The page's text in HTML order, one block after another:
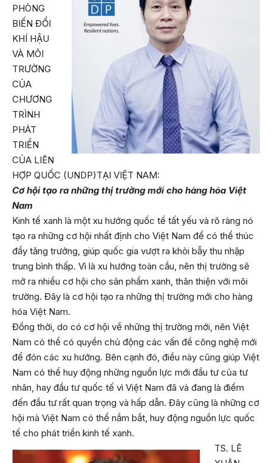
PHÒNG
BIẾN ĐỔI
KHÍ HẬU
VÀ MÔI
TRƯỜNG
CỦA
CHƯƠNG
TRÌNH
PHÁT
TRIỂN
CỦA LIÊN
HỢP QUỐC (UNDP)TẠI VIỆT NAM:
Cơ hội tạo ra những thị trường mới cho hàng hóa Việt
Nam
Kinh tế xanh là một xu hướng quốc tế tất yếu và rõ ràng nó
tạo ra những cơ hội nhất định cho Việt Nam để có thể thúc
đẩy tăng trưởng, giúp quốc gia vượt ra khỏi bẫy thu nhập
trung bình thấp. Vì là xu hướng toàn cầu, nên thị trường sẽ
mở ra nhiều cơ hội cho sản phẩm xanh, thân thiện với môi
trường. Đây là cơ hội tạo ra những thị trường mới cho hàng
hóa Việt Nam.
Đồng thời, do có cơ hội về những thị trường mới, nên Việt
Nam có thể có quyền chủ động các vấn đề công nghệ mới
để đón các xu hướng. Bên cạnh đó, điều này cũng giúp Việt
Nam có thể huy động những nguồn lực mới đầu tư của tư
nhân, hay đầu tư quốc tế vì Việt Nam đã và đang là điểm
đến đầu tư rất quan trọng và hấp dẫn. Đây cũng là những cơ
hội mà Việt Nam có thể nắm bắt, huy động nguồn lực quốc
tế cho phát triển kinh tế xanh.
TS. LÊ